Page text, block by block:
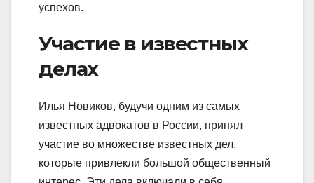
успехов.
Участие в известных
делах
Илья Новиков, будучи одним из самых
известных адвокатов в России, принял
участие во множестве известных дел,
которые привлекли большой общественный